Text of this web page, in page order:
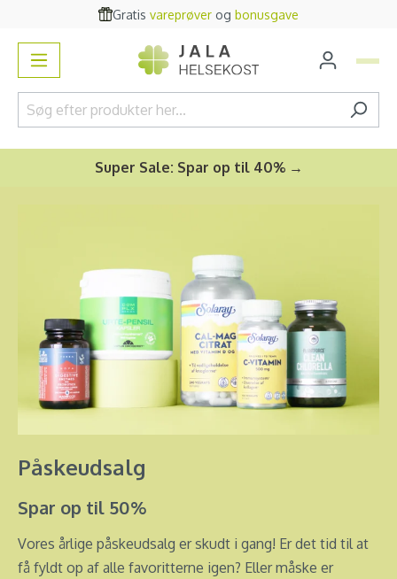
Gratis vareprøver og bonusgave
Super Sale: Spar op til 40% →
Påskeudsalg
Spar op til 50%
Vores årlige påskeudsalg er skudt i gang! Er det tid til at
få fyldt op af alle favoritterne igen? Eller måske er